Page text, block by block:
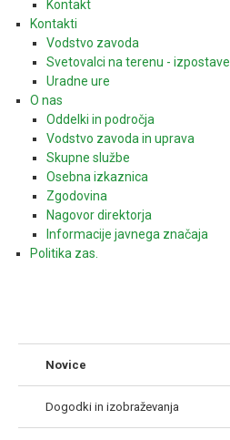
Kontakt
Kontakti
Vodstvo zavoda
Svetovalci na terenu - izpostave
Uradne ure
O nas
Oddelki in področja
Vodstvo zavoda in uprava
Skupne službe
Osebna izkaznica
Zgodovina
Nagovor direktorja
Informacije javnega značaja
Politika zas.
Novice
Dogodki in izobraževanja